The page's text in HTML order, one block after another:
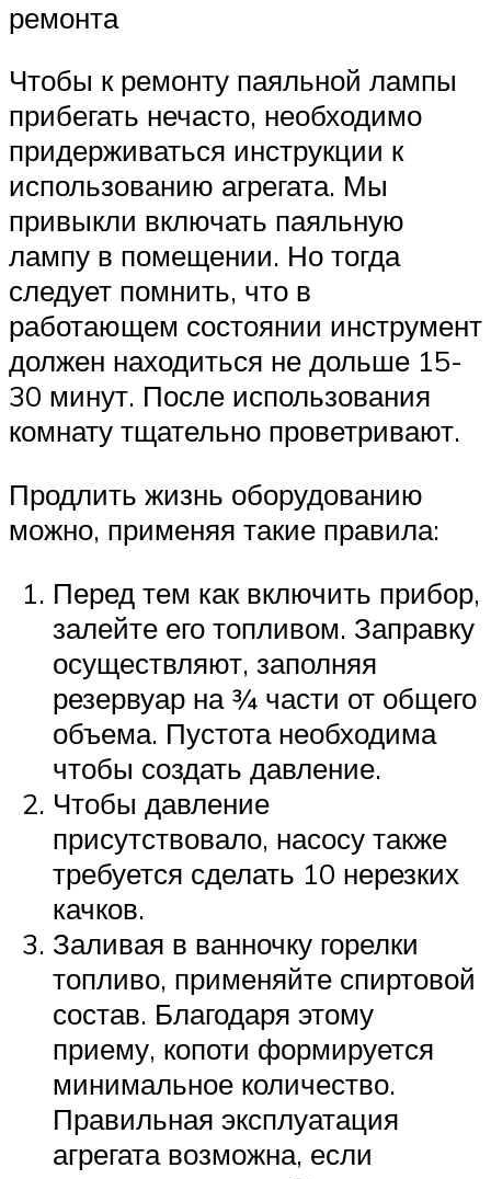
ремонта
Чтобы к ремонту паяльной лампы
прибегать нечасто, необходимо
придерживаться инструкции к
использованию агрегата. Мы
привыкли включать паяльную
лампу в помещении. Но тогда
следует помнить, что в
работающем состоянии инструмент
должен находиться не дольше 15-
30 минут. После использования
комнату тщательно проветривают.
Продлить жизнь оборудованию
можно, применяя такие правила:
Перед тем как включить прибор,
залейте его топливом. Заправку
осуществляют, заполняя
резервуар на ¾ части от общего
объема. Пустота необходима
чтобы создать давление.
Чтобы давление
присутствовало, насосу также
требуется сделать 10 нерезких
качков.
Заливая в ванночку горелки
топливо, применяйте спиртовой
состав. Благодаря этому
приему, копоти формируется
минимальное количество.
Правильная эксплуатация
агрегата возможна, если